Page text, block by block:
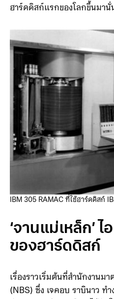
อุปกรณ์ต้นแบบหน่วยความจำ
ฮาร์ดดิสก์แรกของโลกขึ้นมานั่
IBM 305 RAMAC ที่ใช้ฮาร์ดดิสก์
‘จานแม่เหล็ก’ ไ
ของฮาร์ดดิสก์